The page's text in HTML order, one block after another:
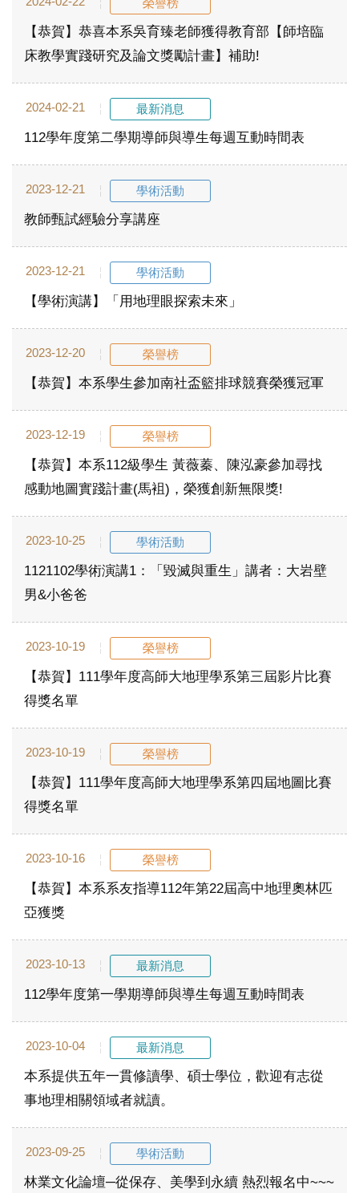
榮譽榜
【恭賀】恭喜本系吳育臻老師獲得教育部【師培臨
床教學實踐研究及論文獎勵計畫】補助!
2024-02-21 最新消息
112學年度第二學期導師與導生每週互動時間表
2023-12-21 學術活動
教師甄試經驗分享講座
2023-12-21 學術活動
【學術演講】「用地理眼探索未來」
2023-12-20 榮譽榜
【恭賀】本系學生參加南社盃籃排球競賽榮獲冠軍
2023-12-19 榮譽榜
【恭賀】本系112級學生 黃薇蓁、陳泓豪參加尋找
感動地圖實踐計畫(馬袓)，榮獲創新無限獎!
2023-10-25 學術活動
1121102學術演講1：「毀滅與重生」講者：大岩壁
男&小爸爸
2023-10-19 榮譽榜
【恭賀】111學年度高師大地理學系第三屆影片比賽
得獎名單
2023-10-19 榮譽榜
【恭賀】111學年度高師大地理學系第四屆地圖比賽
得獎名單
2023-10-16 榮譽榜
【恭賀】本系系友指導112年第22屆高中地理奧林匹
亞獲獎
2023-10-13 最新消息
112學年度第一學期導師與導生每週互動時間表
2023-10-04 最新消息
本系提供五年一貫修讀學、碩士學位，歡迎有志從
事地理相關領域者就讀。
2023-09-25 學術活動
林業文化論壇─從保存、美學到永續 熱烈報名中~~~